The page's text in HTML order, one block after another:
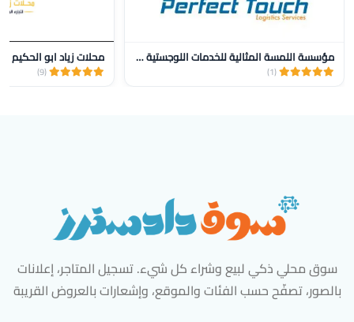
مؤسسة اللمسة المثالية للخدمات اللوجستية للنقل
(1)
محلات زياد ابو الحكيم
(9)
سوق محلي ذكي لبيع وشراء كل شيء. تسجيل المتاجر، إعلانات
بالصور، تصفّح حسب الفئات والموقع، وإشعارات بالعروض القريبة